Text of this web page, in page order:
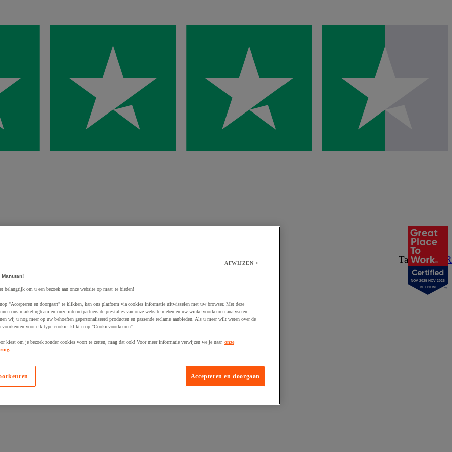
Taal:NL/ FR
aan winkelwagen
NOV 2025-NOV 2026
BELGIUM
AFWIJZEN >
belangrijk om u een bezoek aan onze website op maat te bieden!
"Accepteren en doorgaan" te klikken, kan ons platform via cookies informatie uitwisselen met uw browser. Met deze
ons marketingteam en onze internetpartners de prestaties van onze website meten en uw winkelvoorkeuren analyseren.
wij u nog meer op uw behoeften gepersonaliseerd producten en passende reclame aanbieden. Als u meer wilt weten over de
voorkeuren voor elk type cookie, klikt u op "Cookievoorkeuren".
kiest om je bezoek zonder cookies voort te zetten, mag dat ook! Voor meer informatie verwijzen we je naar onze
Accepteren en doorgaan